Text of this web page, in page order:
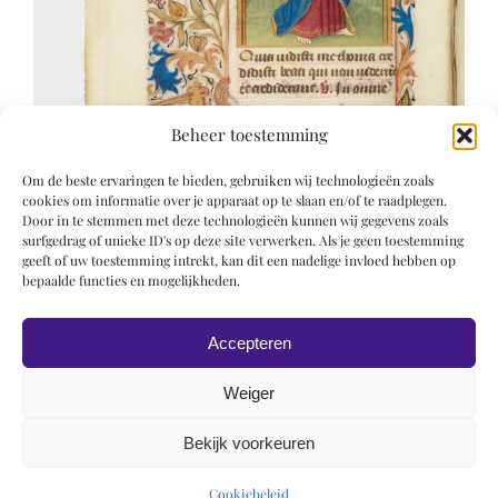
Beheer toestemming
Om de beste ervaringen te bieden, gebruiken wij technologieën zoals
cookies om informatie over je apparaat op te slaan en/of te raadplegen.
Door in te stemmen met deze technologieën kunnen wij gegevens zoals
surfgedrag of unieke ID's op deze site verwerken. Als je geen toestemming
geeft of uw toestemming intrekt, kan dit een nadelige invloed hebben op
bepaalde functies en mogelijkheden.
Accepteren
Weiger
Bekijk voorkeuren
Cookiebeleid
© 2019 Roel Wiechers | Powered by